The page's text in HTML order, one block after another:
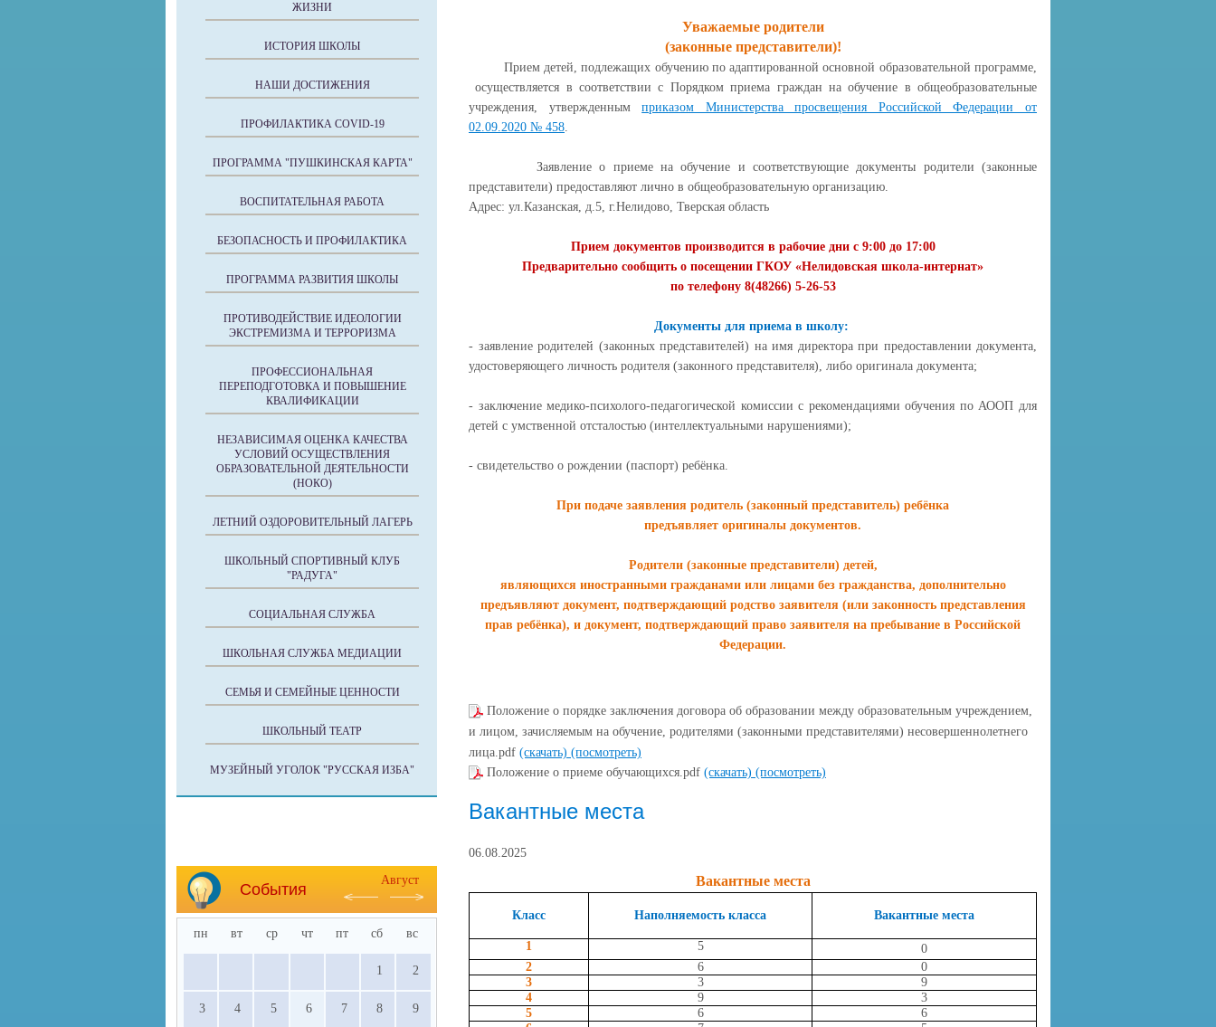
Уважаемые родители
(законные представители)!
Прием детей, подлежащих обучению по адаптированной основной образовательной программе,
осуществляется в соответствии с Порядком приема граждан на обучение в общеобразовательные
учреждения, утвержденнымприказом Министерства просвещения Российской Федерации от
02.09.2020 № 458.
Заявление о приеме на обучение и соответствующие документы родители (законные
представители) предоставляют лично в общеобразовательную организацию.
Адрес: ул.Казанская, д.5, г.Нелидово, Тверская область
Прием документов производится в рабочие дни с 9:00 до 17:00
Предварительно сообщить о посещении ГКОУ «Нелидовская школа-интернат»
по телефону 8(48266) 5-26-53
Документы для приема в школу:
- заявление родителей (законных представителей) на имя директора при предоставлении документа,
удостоверяющего личность родителя (законного представителя), либо оригинала документа;
- заключение медико-психолого-педагогической комиссии с рекомендациями обучения по АООП для
детей с умственной отсталостью (интеллектуальными нарушениями);
- свидетельство о рождении (паспорт) ребёнка.
При подаче заявления родитель (законный представитель) ребёнка
предъявляет оригиналы документов.
Родители (законные представители) детей,
являющихся иностранными гражданами или лицами без гражданства, дополнительно
предъявляют документ, подтверждающий родство заявителя (или законность представления
прав ребёнка), и документ, подтверждающий право заявителя на пребывание в Российской
Федерации.
Положение о порядке заключения договора об образовании между образовательным учреждением,
и лицом, зачисляемым на обучение, родителями (законными представителями) несовершеннолетнего
лица.pdf (скачать) (посмотреть)
Положение о приеме обучающихся.pdf (скачать) (посмотреть)
Вакантные места
06.08.2025
Вакантные места
Класс Наполняемость класса Вакантные места
1 5
0
2
6
0
3
3
9
4
9
3
5
6
6
ЖИЗНИ
ИСТОРИЯ ШКОЛЫ
НАШИ ДОСТИЖЕНИЯ
ПРОФИЛАКТИКА COVID-19
ПРОГРАММА "ПУШКИНСКАЯ КАРТА"
ВОСПИТАТЕЛЬНАЯ РАБОТА
БЕЗОПАСНОСТЬ И ПРОФИЛАКТИКА
ПРОГРАММА РАЗВИТИЯ ШКОЛЫ
ПРОТИВОДЕЙСТВИЕ ИДЕОЛОГИИ
ЭКСТРЕМИЗМА И ТЕРРОРИЗМА
ПРОФЕССИОНАЛЬНАЯ
ПЕРЕПОДГОТОВКА И ПОВЫШЕНИЕ
КВАЛИФИКАЦИИ
НЕЗАВИСИМАЯ ОЦЕНКА КАЧЕСТВА
УСЛОВИЙ ОСУЩЕСТВЛЕНИЯ
ОБРАЗОВАТЕЛЬНОЙ ДЕЯТЕЛЬНОСТИ
(НОКО)
ЛЕТНИЙ ОЗДОРОВИТЕЛЬНЫЙ ЛАГЕРЬ
ШКОЛЬНЫЙ СПОРТИВНЫЙ КЛУБ
"РАДУГА"
СОЦИАЛЬНАЯ СЛУЖБА
ШКОЛЬНАЯ СЛУЖБА МЕДИАЦИИ
СЕМЬЯ И СЕМЕЙНЫЕ ЦЕННОСТИ
ШКОЛЬНЫЙ ТЕАТР
МУЗЕЙНЫЙ УГОЛОК "РУССКАЯ ИЗБА"
События
Август
пн вт ср чт пт сб вс
1 2
3 4 5 6 7 8 9